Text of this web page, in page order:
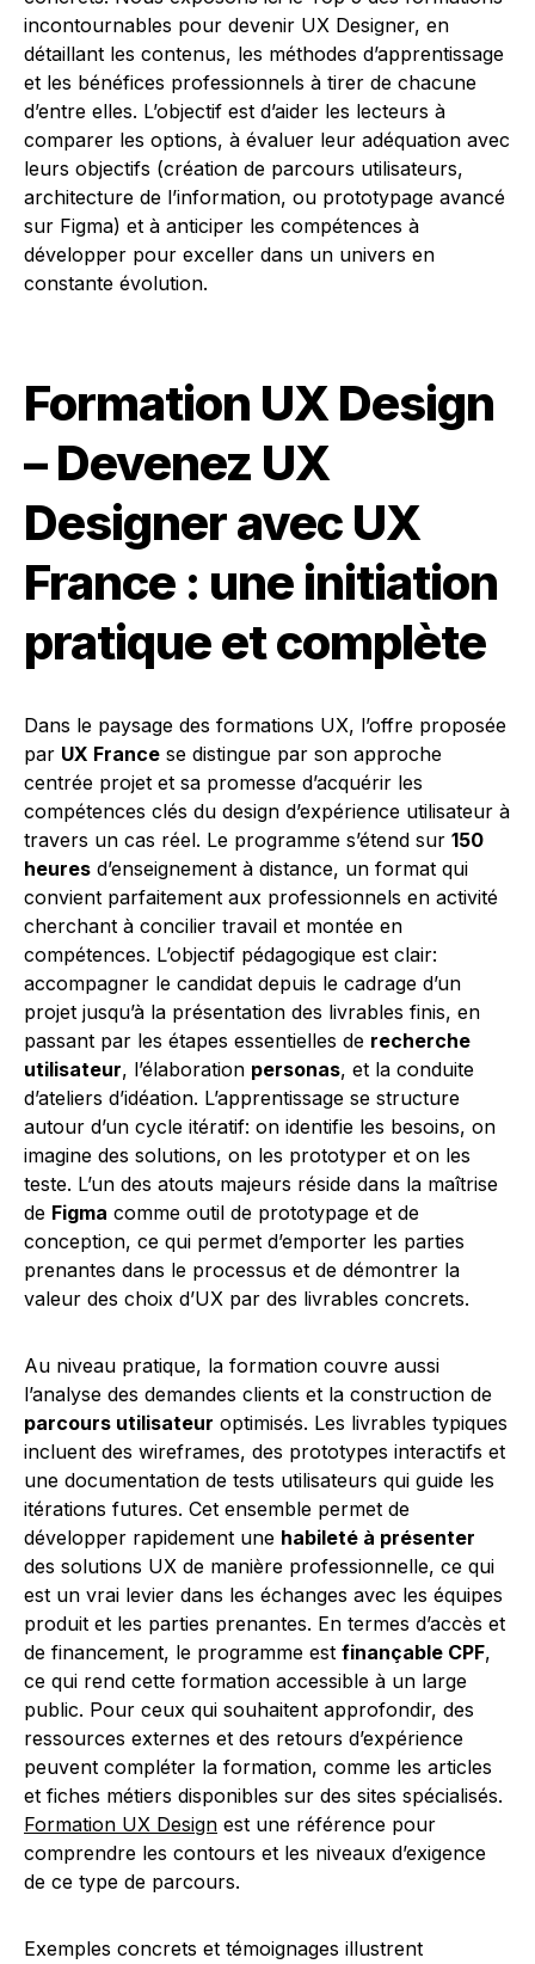
incontournables pour devenir UX Designer, en
détaillant les contenus, les méthodes d’apprentissage
et les bénéfices professionnels à tirer de chacune
d’entre elles. L’objectif est d’aider les lecteurs à
comparer les options, à évaluer leur adéquation avec
leurs objectifs (création de parcours utilisateurs,
architecture de l’information, ou prototypage avancé
sur Figma) et à anticiper les compétences à
développer pour exceller dans un univers en
constante évolution.
Formation UX Design
– Devenez UX
Designer avec UX
France : une initiation
pratique et complète
Dans le paysage des formations UX, l’offre proposée
par UX France se distingue par son approche
centrée projet et sa promesse d’acquérir les
compétences clés du design d’expérience utilisateur à
travers un cas réel. Le programme s’étend sur 150
heures d’enseignement à distance, un format qui
convient parfaitement aux professionnels en activité
cherchant à concilier travail et montée en
compétences. L’objectif pédagogique est clair:
accompagner le candidat depuis le cadrage d’un
projet jusqu’à la présentation des livrables finis, en
passant par les étapes essentielles de recherche
utilisateur, l’élaboration personas, et la conduite
d’ateliers d’idéation. L’apprentissage se structure
autour d’un cycle itératif: on identifie les besoins, on
imagine des solutions, on les prototyper et on les
teste. L’un des atouts majeurs réside dans la maîtrise
de Figma comme outil de prototypage et de
conception, ce qui permet d’emporter les parties
prenantes dans le processus et de démontrer la
valeur des choix d’UX par des livrables concrets.
Au niveau pratique, la formation couvre aussi
l’analyse des demandes clients et la construction de
parcours utilisateur optimisés. Les livrables typiques
incluent des wireframes, des prototypes interactifs et
une documentation de tests utilisateurs qui guide les
itérations futures. Cet ensemble permet de
développer rapidement une habileté à présenter
des solutions UX de manière professionnelle, ce qui
est un vrai levier dans les échanges avec les équipes
produit et les parties prenantes. En termes d’accès et
de financement, le programme est finançable CPF,
ce qui rend cette formation accessible à un large
public. Pour ceux qui souhaitent approfondir, des
ressources externes et des retours d’expérience
peuvent compléter la formation, comme les articles
et fiches métiers disponibles sur des sites spécialisés.
Formation UX Design est une référence pour
comprendre les contours et les niveaux d’exigence
de ce type de parcours.
Exemples concrets et témoignages illustrent